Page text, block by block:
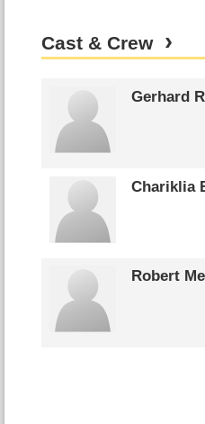
Cast & Crew
Gerhard
Chariklia
Robert